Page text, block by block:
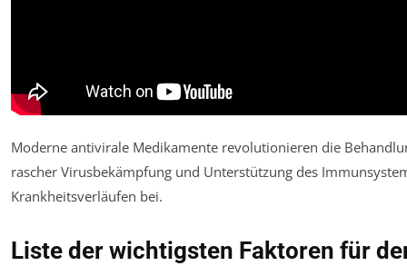
Moderne antivirale Medikamente revolutionieren die
rascher Virusbekämpfung und Unterstützung des
Krankheitsverläufen bei.
Liste der wichtigsten Faktoren für